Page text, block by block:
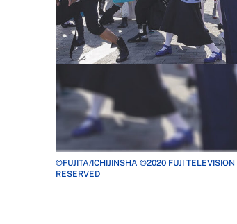
©FUJITA/ICHIJINSHA ©2020 FUJI
RESERVED